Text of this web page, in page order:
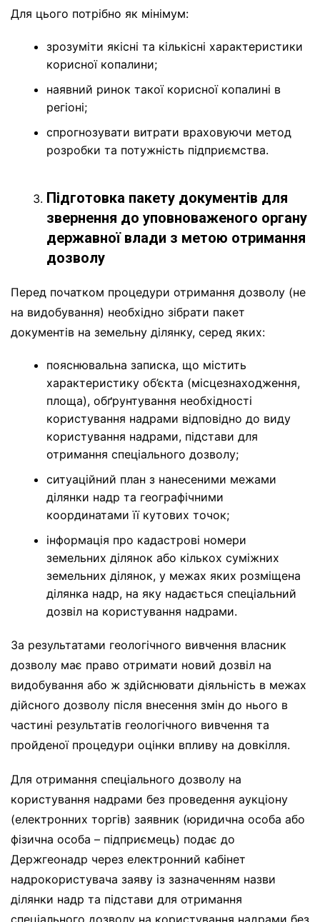
Для цього потрібно як мінімум:
зрозуміти якісні та кількісні характеристики
корисної копалини;
наявний ринок такої корисної копалині в
регіоні;
спрогнозувати витрати враховуючи метод
розробки та потужність підприємства.
Підготовка пакету документів для
звернення до уповноваженого органу
державної влади з метою отримання
дозволу
Перед початком процедури отримання дозволу (не
на видобування) необхідно зібрати пакет
документів на земельну ділянку, серед яких:
пояснювальна записка, що містить
характеристику об’єкта (місцезнаходження,
площа), обґрунтування необхідності
користування надрами відповідно до виду
користування надрами, підстави для
отримання спеціального дозволу;
ситуаційний план з нанесеними межами
ділянки надр та географічними
координатами її кутових точок;
інформація про кадастрові номери
земельних ділянок або кількох суміжних
земельних ділянок, у межах яких розміщена
ділянка надр, на яку надається спеціальний
дозвіл на користування надрами.
За результатами геологічного вивчення власник
дозволу має право отримати новий дозвіл на
видобування або ж здійснювати діяльність в межах
дійсного дозволу після внесення змін до нього в
частині результатів геологічного вивчення та
пройденої процедури оцінки впливу на довкілля.
Для отримання спеціального дозволу на
користування надрами без проведення аукціону
(електронних торгів) заявник (юридична особа або
фізична особа – підприємець) подає до
Держгеонадр через електронний кабінет
надрокористувача заяву із зазначенням назви
ділянки надр та підстави для отримання
спеціального дозволу на користування надрами без